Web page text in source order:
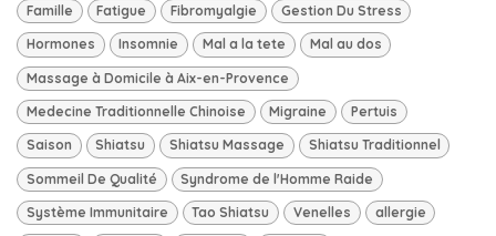
Famille Fatigue Fibromyalgie Gestion Du Stress
Hormones Insomnie Mal a la tete Mal au dos
Massage à Domicile à Aix-en-Provence
Medecine Traditionnelle Chinoise Migraine Pertuis
Saison Shiatsu Shiatsu Massage Shiatsu Traditionnel
Sommeil De Qualité Syndrome de l'Homme Raide
Système Immunitaire Tao Shiatsu Venelles allergie